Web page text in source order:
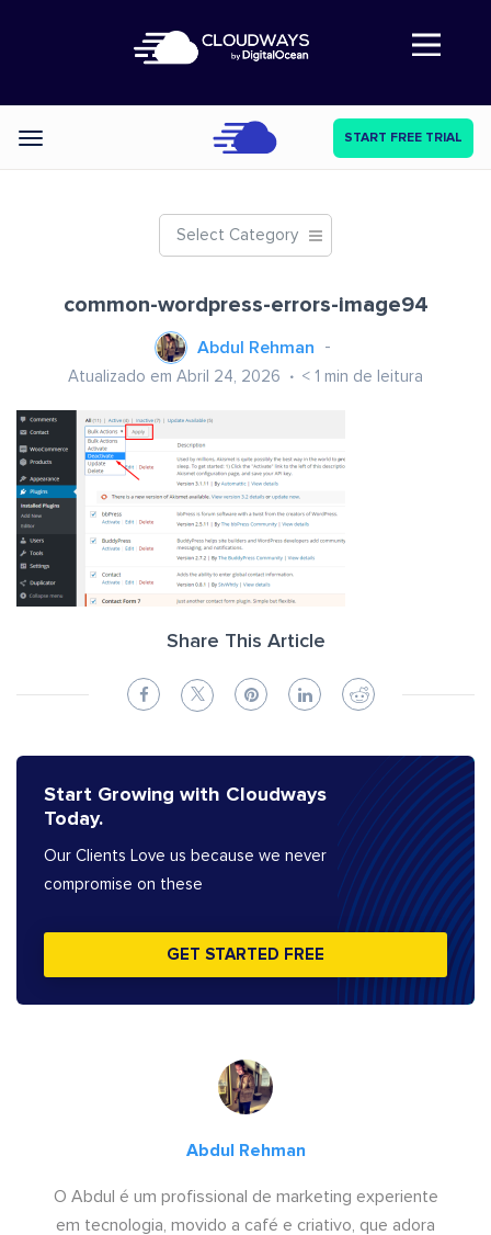
Abre a navegação
Categories START FREE TRIAL
Select Category
common-wordpress-errors-image94
Abdul Rehman
Atualizado em Abril 24, 2026 < 1 min de leitura
Share This Article
Start Growing with Cloudways
Today.
Our Clients Love us because we never
compromise on these
GET STARTED FREE
Abdul Rehman
O Abdul é um profissional de marketing experiente
em tecnologia, movido a café e criativo, que adora